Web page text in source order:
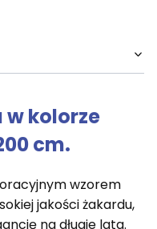
kolorze
cm.
wzorem
jakości żakardu,
na długie lata.